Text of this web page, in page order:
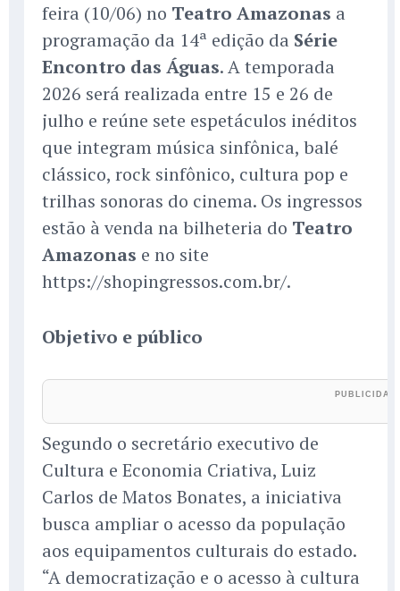
feira (10/06) no Teatro Amazonas a
programação da 14ª edição da Série
Encontro das Águas. A temporada
2026 será realizada entre 15 e 26 de
julho e reúne sete espetáculos inéditos
que integram música sinfônica, balé
clássico, rock sinfônico, cultura pop e
trilhas sonoras do cinema. Os ingressos
estão à venda na bilheteria do Teatro
Amazonas e no site
https://shopingressos.com.br/.
Objetivo e público
Segundo o secretário executivo de
Cultura e Economia Criativa, Luiz
Carlos de Matos Bonates, a iniciativa
busca ampliar o acesso da população
aos equipamentos culturais do estado.
“A democratização e o acesso à cultura